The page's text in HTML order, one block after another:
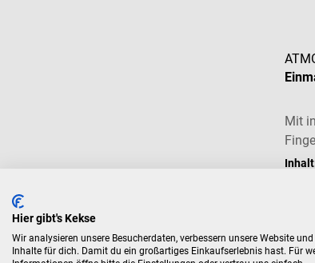
Mit
Preise
Hier gibt's Kekse
Wir analysieren unsere Besucherdaten, verbessern unsere Website
Inhalte für dich. Damit du ein großartiges Einkaufserlebnis hast. Für